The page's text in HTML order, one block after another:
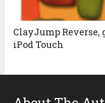
ClayJump Reverse,
iPod Touch